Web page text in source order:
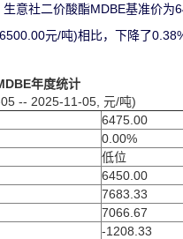
意社二价酸酯MDBE基准价为
元/吨)相比，下降了0.38%
年度统计
-- 2025-11-05, 元/吨)
6475.00
0.00%
低位
6450.00
7683.33
7066.67
-1208.33